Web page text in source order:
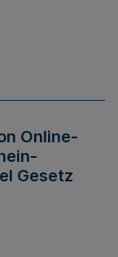
Online-
Gesetz